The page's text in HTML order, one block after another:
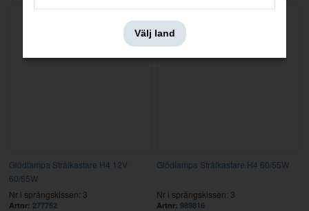
Glödlampa Strålkastare H4 12V
60/55W
Nr i sprängskissen: 3
Artnr: 277752
Glödlampa Strålkastare H4 60/55W
Nr i sprängskissen: 3
Artnr: 989816
Välj land